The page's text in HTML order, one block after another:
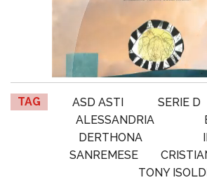
TAG ASD ASTI SERIE D
ALESSANDRIA
DERTHONA
SANREMESE
TONY